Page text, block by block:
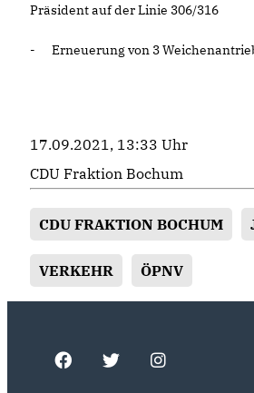
Präsident auf der Linie 306/316
- Erneuerung von 3
17.09.2021, 13:33 Uhr
CDU Fraktion Bochum
CDU FRAKTION BOCHUM
VERKEHR ÖPNV